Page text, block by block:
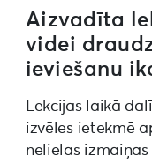
Aizvadīta
videi
ieviešanu
Lekcijas laikā
izvēles ietekmē
nelielas